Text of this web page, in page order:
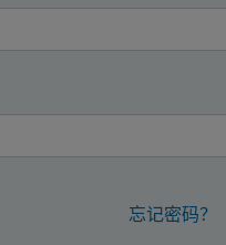
制造具有诸多优势，例如
据逐层拼接材料以生成产
技术，每种技术都将金属
忘记密码？